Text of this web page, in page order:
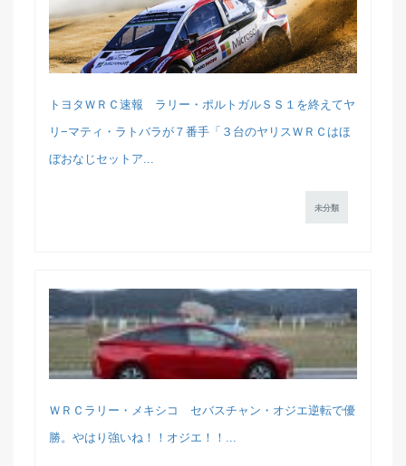
トヨタＷＲＣ速報 ラリー・ポルトガルＳＳ１を終えてヤ
リ−マティ・ラトバラが７番手「３台のヤリスＷＲＣはほ
ぼおなじセットア...
未分類
ＷＲＣラリー・メキシコ セバスチャン・オジエ逆転で優
勝。やはり強いね！！オジエ！！...